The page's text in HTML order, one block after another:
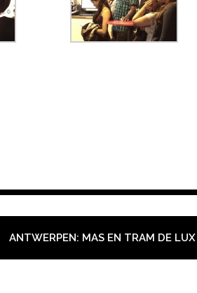
ANTWERPEN: MAS EN TRAM DE LUX